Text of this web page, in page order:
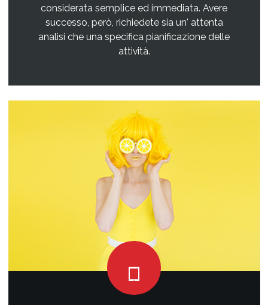
considerata semplice ed immediata. Avere
successo, però, richiedete sia un' attenta
analisi che una specifica pianificazione delle
attività.